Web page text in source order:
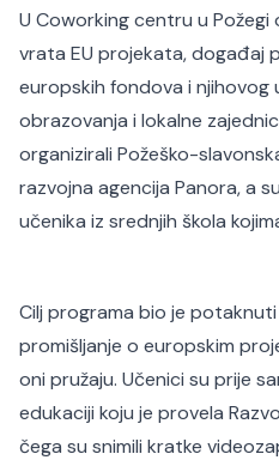
U Coworking centru u
vrata EU projekata, događaj
europskih fondova i njihovog
obrazovanja i lokalne
organizirali Požeško-
razvojna agencija Panora, a
učenika iz srednjih škola
Cilj programa bio je
promišljanje o europskim
oni pružaju. Učenici su prije
edukaciji koju je provela
čega su snimili kratke